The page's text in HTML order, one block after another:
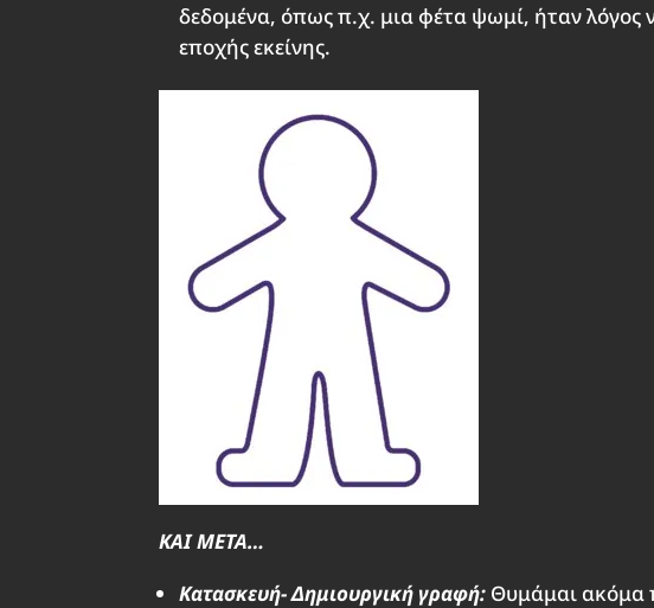
δεδομένα, όπως π.χ. μια φέτα ψωμί, ήταν λόγος
εποχής εκείνης.
ΚΑΙ ΜΕΤΑ…
Κατασκευή- Δημιουργική γραφή: Θυμάμαι ακόμα